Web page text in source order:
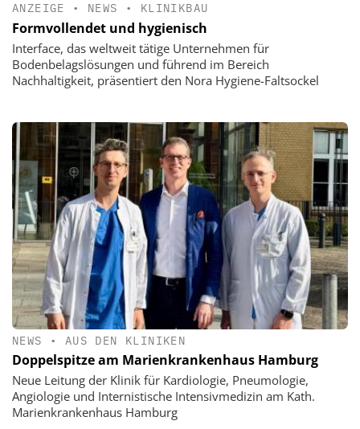
ANZEIGE • NEWS • KLINIKBAU
Formvollendet und hygienisch
Interface, das weltweit tätige Unternehmen für
Bodenbelagslösungen und führend im Bereich
Nachhaltigkeit, präsentiert den Nora Hygiene-Faltsockel
NEWS • AUS DEN KLINIKEN
Doppelspitze am Marienkrankenhaus Hamburg
Neue Leitung der Klinik für Kardiologie, Pneumologie,
Angiologie und Internistische Intensivmedizin am Kath.
Marienkrankenhaus Hamburg